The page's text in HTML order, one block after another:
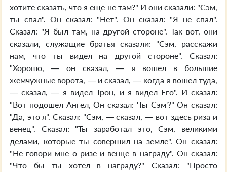
хотите сказать, что я еще не там?" И они сказали: "Сэм,
ты спал". Он сказал: "Нет". Он сказал: "Я не спал".
Сказал: "Я был там, на другой стороне". Так вот, они
сказали, служащие братья сказали: "Сэм, расскажи
нам, что ты видел на другой стороне". Сказал:
"Хорошо, — он сказал, — я вошел в большие
жемчужные ворота, — и сказал, — когда я вошел туда,
— сказал, — я видел Трон, и я видел Его". И сказал:
"Вот подошел Ангел, Он сказал: 'Ты Сэм'?" Он сказал:
"Да, это я". Сказал: "Сэм, — сказал, — вот здесь риза и
венец". Сказал: "Ты заработал это, Сэм, великими
делами, которые ты совершил на земле". Он сказал:
"Не говори мне о ризе и венце в награду". Он сказал:
"Что бы ты хотел в награду?" Сказал: "Просто